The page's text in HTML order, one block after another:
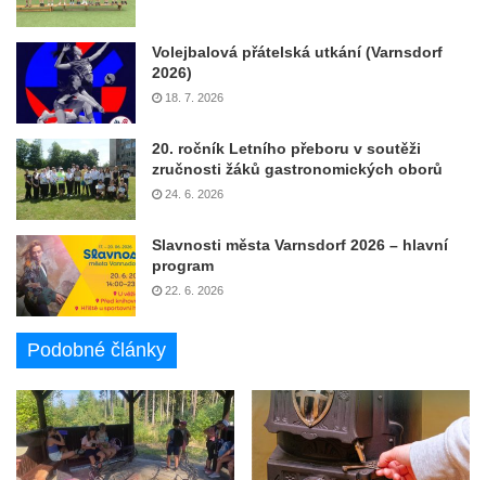
Volejbalová přátelská utkání (Varnsdorf
2026)
18. 7. 2026
20. ročník Letního přeboru v soutěži
zručnosti žáků gastronomických oborů
24. 6. 2026
Slavnosti města Varnsdorf 2026 – hlavní
program
22. 6. 2026
Podobné články